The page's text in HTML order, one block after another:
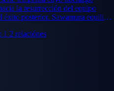
la resurrección del equipo
éxito posterior. Sawamura equilibra
1 2 relaciónes